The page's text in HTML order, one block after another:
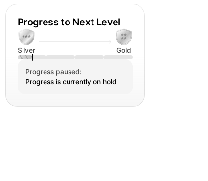
e chefs
de receitas
variedade de workshops e
workshops são uma ótima
da fotografia de alimentos e
Progress to Next Level
Silver Gold
Progress paused:
Progress is currently on hold